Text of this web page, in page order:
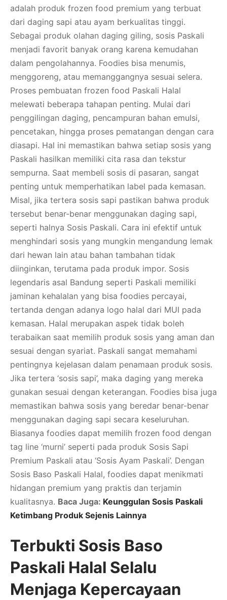
adalah produk frozen food premium yang terbuat
dari daging sapi atau ayam berkualitas tinggi.
Sebagai produk olahan daging giling, sosis Paskali
menjadi favorit banyak orang karena kemudahan
dalam pengolahannya. Foodies bisa menumis,
menggoreng, atau memanggangnya sesuai selera.
Proses pembuatan frozen food Paskali Halal
melewati beberapa tahapan penting. Mulai dari
penggilingan daging, pencampuran bahan emulsi,
pencetakan, hingga proses pematangan dengan cara
diasapi. Hal ini memastikan bahwa setiap sosis yang
Paskali hasilkan memiliki cita rasa dan tekstur
sempurna. Saat membeli sosis di pasaran, sangat
penting untuk memperhatikan label pada kemasan.
Misal, jika tertera sosis sapi pastikan bahwa produk
tersebut benar-benar menggunakan daging sapi,
seperti halnya Sosis Paskali. Cara ini efektif untuk
menghindari sosis yang mungkin mengandung lemak
dari hewan lain atau bahan tambahan tidak
diinginkan, terutama pada produk impor. Sosis
legendaris asal Bandung seperti Paskali memiliki
jaminan kehalalan yang bisa foodies percayai,
tertanda dengan adanya logo halal dari MUI pada
kemasan. Halal merupakan aspek tidak boleh
terabaikan saat memilih produk sosis yang aman dan
sesuai dengan syariat. Paskali sangat memahami
pentingnya kejelasan dalam penamaan produk sosis.
Jika tertera ‘sosis sapi’, maka daging yang mereka
gunakan sesuai dengan keterangan. Foodies bisa juga
memastikan bahwa sosis yang beredar benar-benar
menggunakan daging sapi secara keseluruhan.
Biasanya foodies dapat memilih frozen food dengan
tag line ‘murni’ seperti pada produk Sosis Sapi
Premium Paskali atau ‘Sosis Ayam Paskali’. Dengan
Sosis Baso Paskali Halal, foodies dapat menikmati
hidangan premium yang praktis dan terjamin
kualitasnya. Baca Juga: Keunggulan Sosis Paskali
Ketimbang Produk Sejenis Lainnya
Terbukti Sosis Baso
Paskali Halal Selalu
Menjaga Kepercayaan